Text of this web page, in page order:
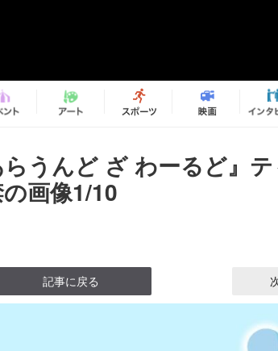
うんど ざ わーるど』
画像1/10
記事に戻る